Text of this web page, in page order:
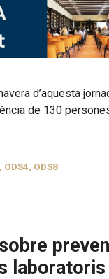
d’aquesta
de 130
, ODS4, ODS8
laboratoris